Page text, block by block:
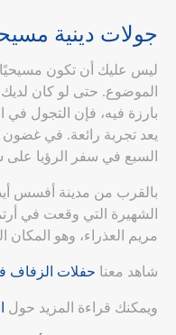
جولات دينية
ليس عليك أن تكون مسيحيًا
الموضوع. حتى لو كان
بارزة فيه، فإن التجول في
السبع في سفر الرؤيا على
بالقرب من مدينة أفسس
الشهيرة التي وقعت في
مريم العذراء، وهو المكان
شاهد معنا حفلات الزفاف
ويمكنك قراءة المزيد حول